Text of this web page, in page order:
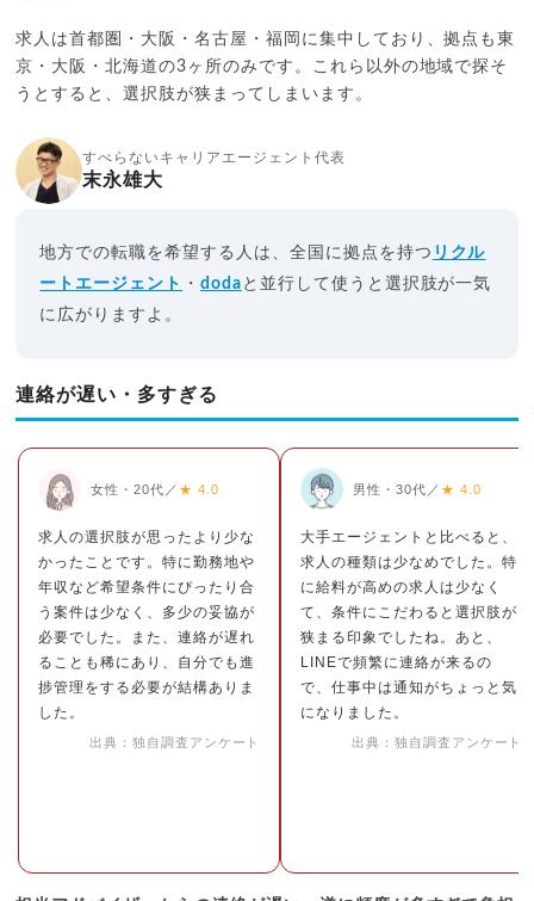
求人は首都圏・大阪・名古屋・福岡に集中しており、拠点も東
京・大阪・北海道の3ヶ所のみです。これら以外の地域で探そ
うとすると、選択肢が狭まってしまいます。
すべらないキャリアエージェント代表
末永雄大
地方での転職を希望する人は、全国に拠点を持つ リクル
ートエージェント
・doda と並行して使うと選択肢が一気
に広がりますよ。
連絡が遅い・多すぎる
女性・20代／ ★ 4.0
求人の選択肢が思ったより少な
かったことです。特に勤務地や
年収など希望条件にぴったり合
う案件は少なく、多少の妥協が
必要でした。また、連絡が遅れ
ることも稀にあり、自分でも進
捗管理をする必要が結構ありま
した。
出典：独自調査アンケート
男性・30代／ ★ 4.0
大手エージェントと比べると、
求人の種類は少なめでした。特
に給料が高めの求人は少なく
て、条件にこだわると選択肢が
狭まる印象でしたね。あと、
LINEで頻繁に連絡が来るの
で、仕事中は通知がちょっと気
になりました。
出典：独自調査アンケート